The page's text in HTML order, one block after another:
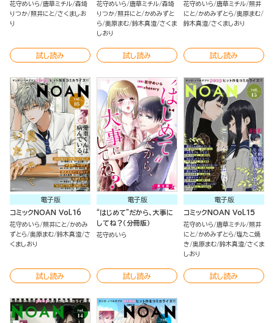
花守めいら 唐草ミチル 森埼
りつか 照井にと さくましお
り
試し読み
花守めいら 唐草ミチル 森埼
りつか 照井にと
かめみずと
ら 奥原まむ 鈴木真澄 さくま
しおり
試し読み
花守めいら 唐草ミチル 照井
にと
かめみずとら 奥原まむ
鈴木真澄 さくましおり
試し読み
電子版
コミックNOAN Vol.16
花守めいら 照井にと
かめみ
ずとら 奥原まむ 鈴木真澄 さ
くましおり
試し読み
電子版
“はじめて”だから、大事に
してね？（分冊版）
花守めいら
試し読み
電子版
コミックNOAN Vol.15
花守めいら 唐草ミチル 照井
にと
かめみずとら 塩たこ焼
き 奥原まむ 鈴木真澄 さくま
しおり
試し読み